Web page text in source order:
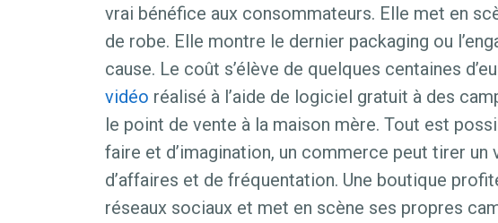
vrai bénéfice aux consommateurs. Elle met en
de robe. Elle montre le dernier packaging ou
cause. Le coût s’élève de quelques centaines
vidéo réalisé à l’aide de logiciel gratuit à des
le point de vente à la maison mère. Tout est
faire et d’imagination, un commerce peut tirer
d’affaires et de fréquentation. Une boutique
réseaux sociaux et met en scène ses propres